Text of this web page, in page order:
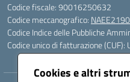
Cookies e altri
Codice fiscale: 90016250632
Codice meccanografico:
Codice Indice delle Pubbliche
Codice unico di fatturazione (CUF):